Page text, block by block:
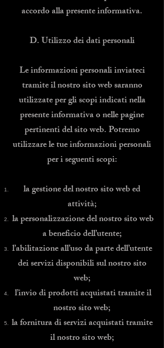
accordo alla presente informativa.
D. Utilizzo dei dati personali
Le informazioni personali inviateci
tramite il nostro sito web saranno
utilizzate per gli scopi indicati nella
presente informativa o nelle pagine
pertinenti del sito web. Potremo
utilizzare le tue informazioni personali
per i seguenti scopi:
la gestione del nostro sito web ed
attività;
la personalizzazione del nostro sito web
a beneficio dell’utente;
l’abilitazione all’uso da parte dell’utente
dei servizi disponibili sul nostro sito
web;
l’invio di prodotti acquistati tramite il
nostro sito web;
la fornitura di servizi acquistati tramite
il nostro sito web;